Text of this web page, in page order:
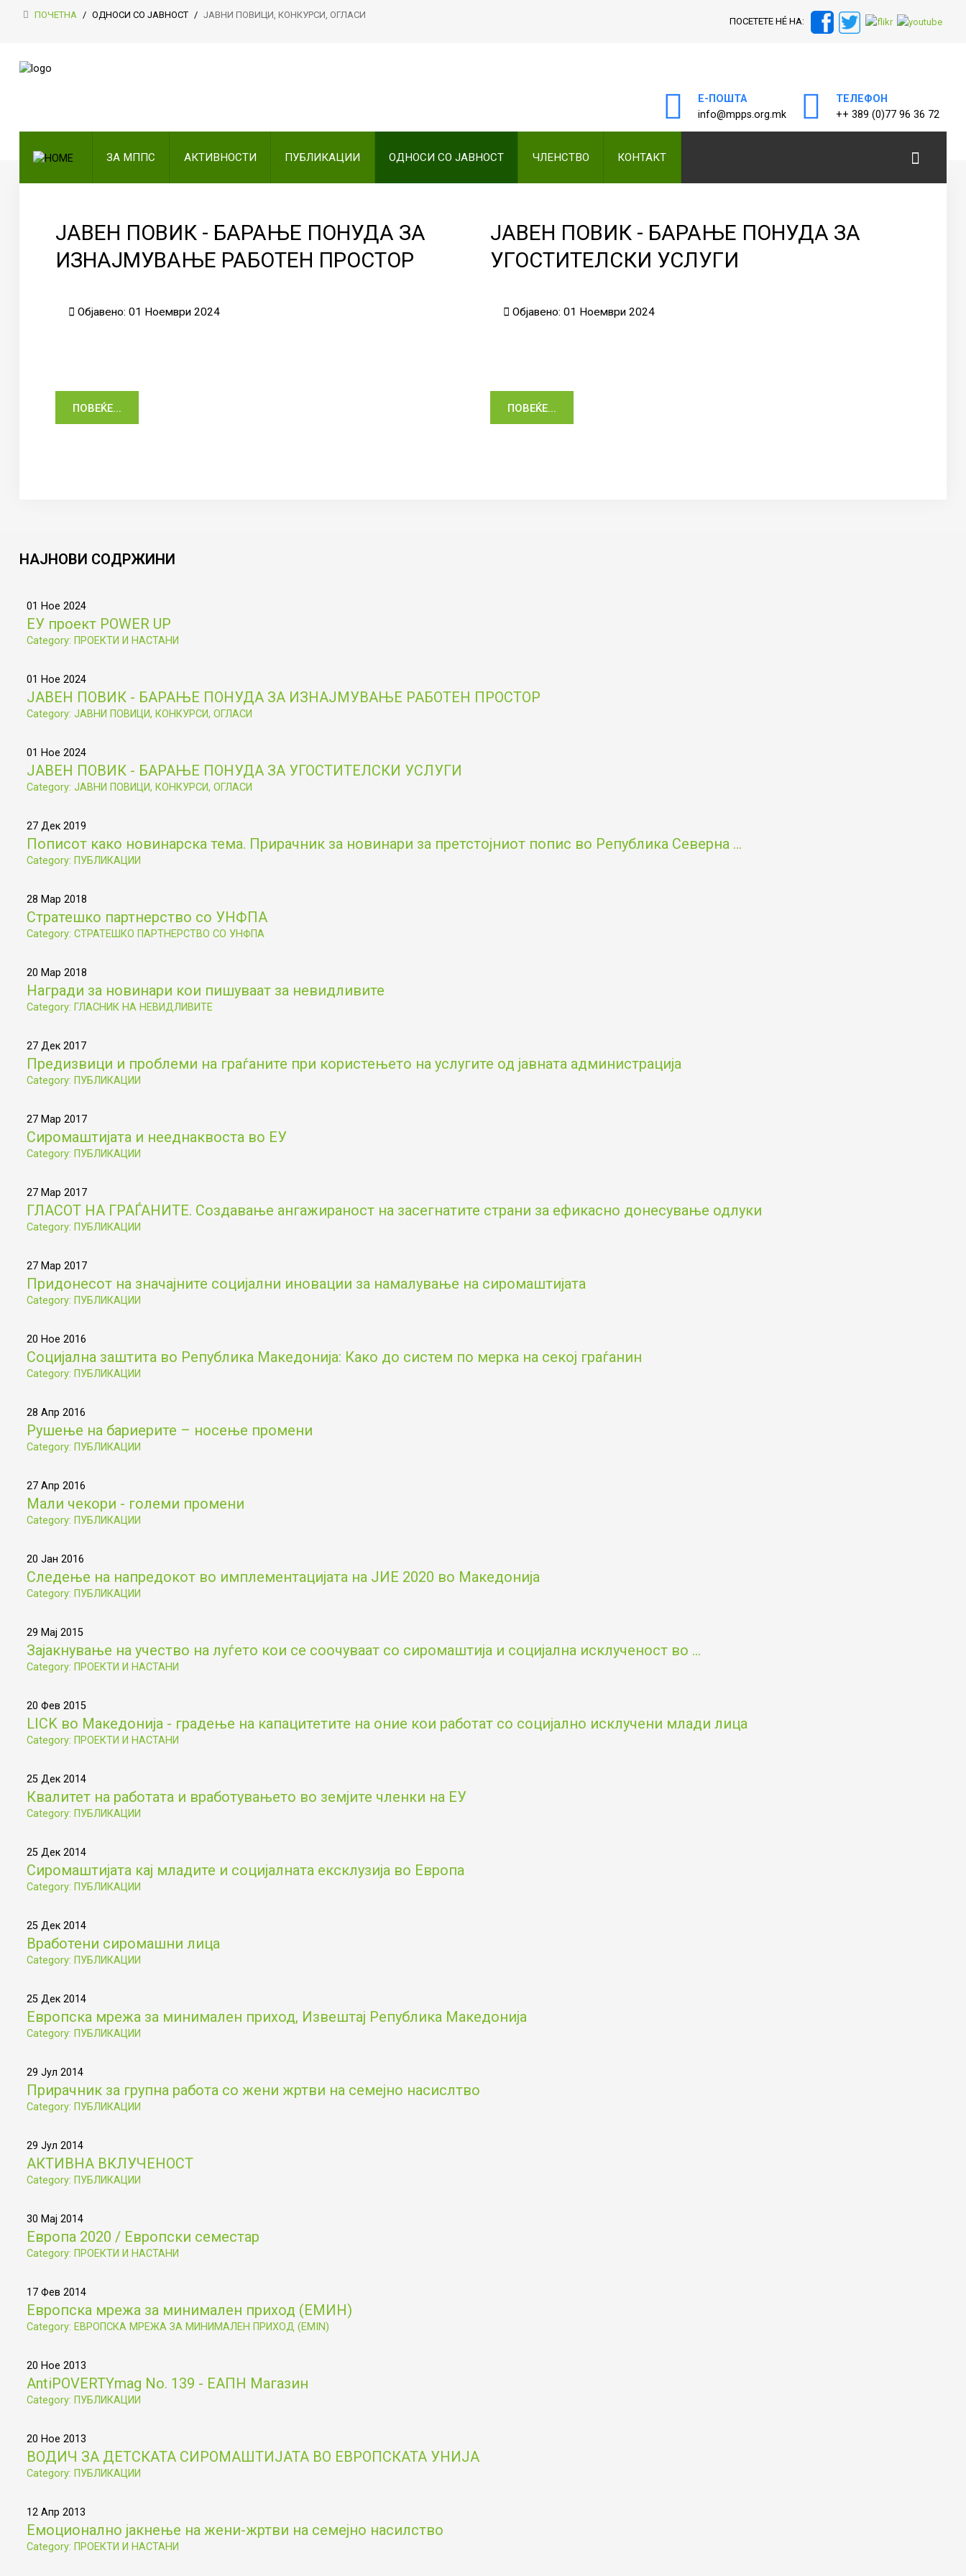
ПОЧЕТНА
АКТИВНОСТИ
ПУБЛИКАЦИИ
ЧЛЕНСТВО
КОНТАКТ
ПОЧЕТНА / ОДНОСИ СО ЈАВНОСТ / ЈАВНИ ПОВИЦИ, КОНКУРСИ, ОГЛАСИ
ПОСЕТЕТЕ НÉ НА:
Е-ПОШТА
info@mpps.org.mk
ТЕЛЕФОН
++ 389 (0)77 96 36 72
ЗА МППС АКТИВНОСТИ ПУБЛИКАЦИИ ОДНОСИ СО ЈАВНОСТ ЧЛЕНСТВО КОНТАКТ
ЈАВЕН ПОВИК - БАРАЊЕ ПОНУДА ЗА
ИЗНАЈМУВАЊЕ РАБОТЕН ПРОСТОР
Објавено: 01 Ноември 2024
ПОВЕЌЕ...
ЈАВЕН ПОВИК - БАРАЊЕ ПОНУДА ЗА
УГОСТИТЕЛСКИ УСЛУГИ
Објавено: 01 Ноември 2024
ПОВЕЌЕ...
НАЈНОВИ СОДРЖИНИ
01 Ное 2024
ЕУ проект POWER UP
Category: ПРОЕКТИ И НАСТАНИ
01 Ное 2024
ЈАВЕН ПОВИК - БАРАЊЕ ПОНУДА ЗА ИЗНАЈМУВАЊЕ РАБОТЕН ПРОСТОР
Category: ЈАВНИ ПОВИЦИ, КОНКУРСИ, ОГЛАСИ
01 Ное 2024
ЈАВЕН ПОВИК - БАРАЊЕ ПОНУДА ЗА УГОСТИТЕЛСКИ УСЛУГИ
Category: ЈАВНИ ПОВИЦИ, КОНКУРСИ, ОГЛАСИ
27 Дек 2019
Пописот како новинарска тема. Прирачник за новинари за претстојниот попис во Република Северна ...
Category: ПУБЛИКАЦИИ
28 Мар 2018
Стратешко партнерство со УНФПА
Category: СТРАТЕШКО ПАРТНЕРСТВО СО УНФПА
20 Мар 2018
Награди за новинари кои пишуваат за невидливите
Category: ГЛАСНИК НА НЕВИДЛИВИТЕ
27 Дек 2017
Предизвици и проблеми на граѓаните при користењето на услугите од јавната администрација
Category: ПУБЛИКАЦИИ
27 Мар 2017
Сиромаштијата и нееднаквоста во ЕУ
Category: ПУБЛИКАЦИИ
27 Мар 2017
ГЛАСОТ НА ГРАЃАНИТЕ. Создавање ангажираност на засегнатите страни за ефикасно донесување одлуки
Category: ПУБЛИКАЦИИ
27 Мар 2017
Придонесот на значајните социјални иновации за намалување на сиромаштијата
Category: ПУБЛИКАЦИИ
20 Ное 2016
Социјална заштита во Република Македонија: Како до систем по мерка на секој граѓанин
Category: ПУБЛИКАЦИИ
28 Апр 2016
Рушење на бариерите – носење промени
Category: ПУБЛИКАЦИИ
27 Апр 2016
Мали чекори - големи промени
Category: ПУБЛИКАЦИИ
20 Јан 2016
Следење на напредокот во имплементацијата на ЈИЕ 2020 во Македонија
Category: ПУБЛИКАЦИИ
29 Мај 2015
Зајакнување на учество на луѓето кои се соочуваат со сиромаштија и социјална исклученост во ...
Category: ПРОЕКТИ И НАСТАНИ
20 Фев 2015
LICK во Македонија - градење на капацитетите на оние кои работат со социјално исклучени млади лица
Category: ПРОЕКТИ И НАСТАНИ
25 Дек 2014
Квалитет на работата и вработувањето во земјите членки на ЕУ
Category: ПУБЛИКАЦИИ
25 Дек 2014
Сиромаштијата кај младите и социјалната ексклузија во Европа
Category: ПУБЛИКАЦИИ
25 Дек 2014
Вработени сиромашни лица
Category: ПУБЛИКАЦИИ
25 Дек 2014
Европска мрежа за минимален приход, Извештај Република Македонија
Category: ПУБЛИКАЦИИ
29 Јул 2014
Прирачник за групна работа со жени жртви на семејно насислтво
Category: ПУБЛИКАЦИИ
29 Јул 2014
АКТИВНА ВКЛУЧЕНОСТ
Category: ПУБЛИКАЦИИ
30 Мај 2014
Европа 2020 / Европски семестар
Category: ПРОЕКТИ И НАСТАНИ
17 Фев 2014
Европска мрежа за минимален приход (ЕМИН)
Category: ЕВРОПСКА МРЕЖА ЗА МИНИМАЛЕН ПРИХОД (EMIN)
20 Ное 2013
AntiPOVERTYmag No. 139 - ЕАПН Магазин
Category: ПУБЛИКАЦИИ
20 Ное 2013
ВОДИЧ ЗА ДЕТСКАТА СИРОМАШТИЈАТА ВО ЕВРОПСКАТА УНИЈА
Category: ПУБЛИКАЦИИ
12 Апр 2013
Емоционално јакнење на жени-жртви на семејно насилство
Category: ПРОЕКТИ И НАСТАНИ